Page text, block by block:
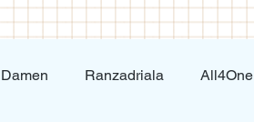
Damen Ranzadriala All4One